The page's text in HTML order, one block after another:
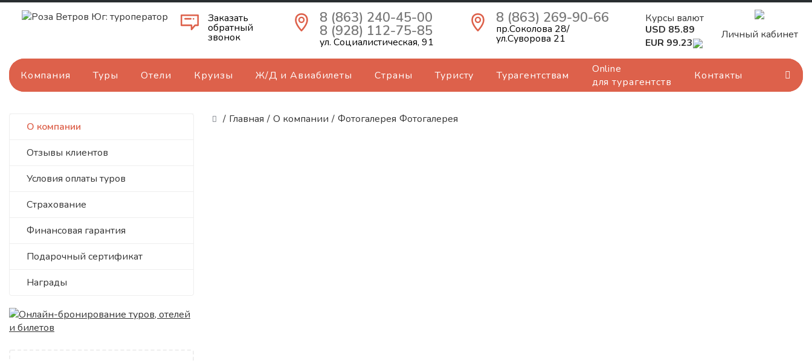
Заказать
обратный
звонок
8 (863) 240-45-00
8 (928) 112-75-85
ул. Социалистическая, 91
8 (863) 269-90-66
пр.Соколова 28/
ул.Суворова 21
Курсы валют
USD 85.89
EUR 99.23
Личный кабинет
Компания Туры Отели Круизы Ж/Д и Авиабилеты Страны Туристу Турагентствам
Online
для турагентств
Контакты
/ Главная / О компании / Фотогалерея Фотогалерея
О компании
Отзывы клиентов
Условия оплаты туров
Страхование
Финансовая гарантия
Подарочный сертификат
Награды